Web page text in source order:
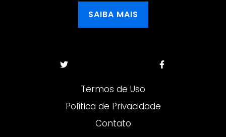
SAIBA MAIS
Termos de Uso
Política de Privacidade
Contato